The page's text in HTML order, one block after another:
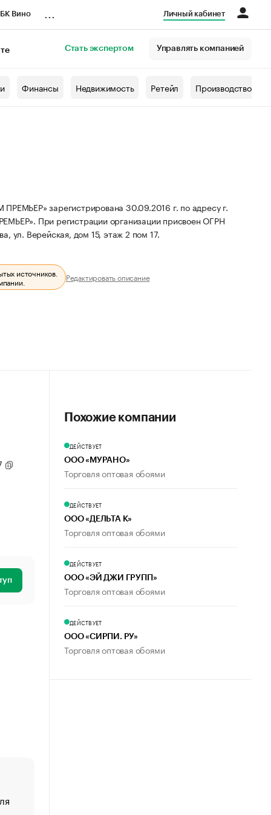
Вино Личный кабинет
Стать экспертом Управлять компанией
Финансы Недвижимость Ретейл Производство
зарегистрирована 30.09.2016 г. по адресу г.
При регистрации организации присвоен ОГРН
ул. Верейская, дом 15, этаж 2 пом 17.
источников. Редактировать описание
Похожие компании
ДЕЙСТВУЕТ
ООО «МУРАНО»
Торговля оптовая обоями
ДЕЙСТВУЕТ
ООО «ДЕЛЬТА К»
Торговля оптовая обоями
ДЕЙСТВУЕТ
ООО «ЭЙ ДЖИ ГРУПП»
Торговля оптовая обоями
ДЕЙСТВУЕТ
ООО «СИРПИ. РУ»
Торговля оптовая обоями